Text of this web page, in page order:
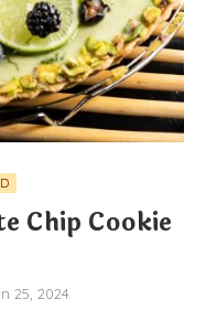
Chip Cookie
25, 2024